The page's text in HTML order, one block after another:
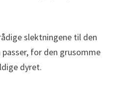
slektningene til den
for den grusomme
dyret.